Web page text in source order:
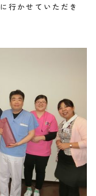
行かせていただき